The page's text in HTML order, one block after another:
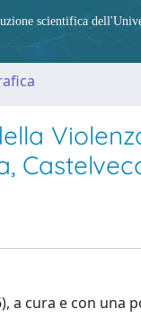
scientifica
a cura e con una